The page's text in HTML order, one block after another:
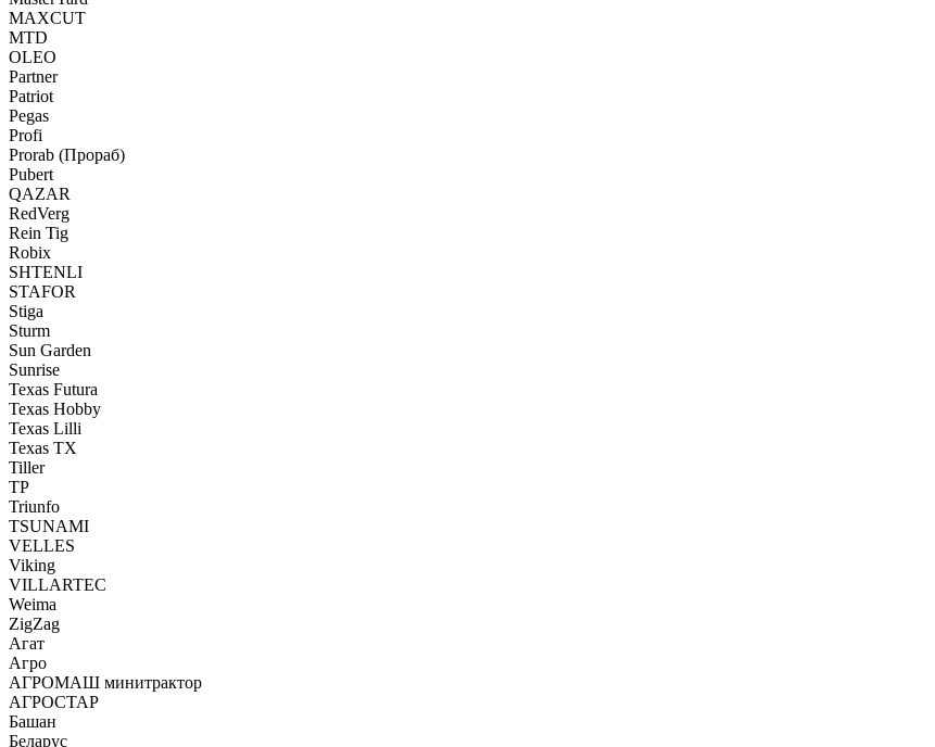
MAXCUT
MTD
OLEO
Partner
Patriot
Pegas
Profi
Prorab (Прораб)
Pubert
QAZAR
RedVerg
Rein Tig
Robix
SHTENLI
STAFOR
Stiga
Sturm
Sun Garden
Sunrise
Texas Futura
Texas Hobby
Texas Lilli
Texas TX
Tiller
TP
Triunfo
TSUNAMI
VELLES
Viking
VILLARTEC
Weima
ZigZag
Агат
Агро
АГРОМАШ минитрактор
АГРОСТАР
Башан
Беларус